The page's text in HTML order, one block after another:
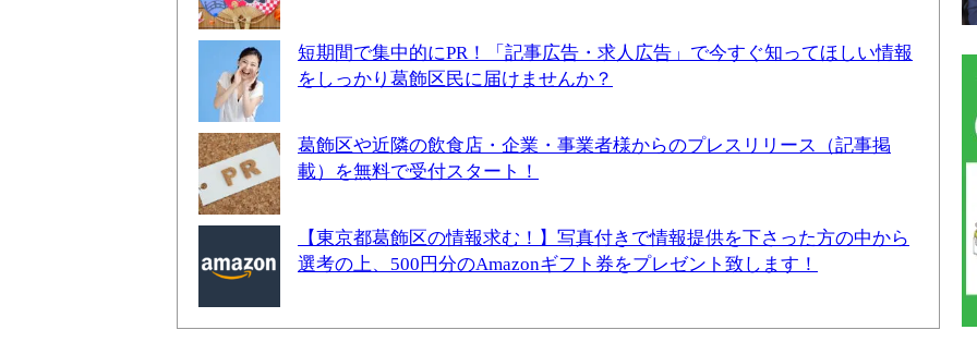
短期間で集中的にPR！「記事広告・求人広告」で今すぐ知ってほしい情報
をしっかり葛飾区民に届けませんか？
葛飾区や近隣の飲食店・企業・事業者様からのプレスリリース（記事掲
載）を無料で受付スタート！
【東京都葛飾区の情報求む！】写真付きで情報提供を下さった方の中から
選考の上、500円分のAmazonギフト券をプレゼント致します！